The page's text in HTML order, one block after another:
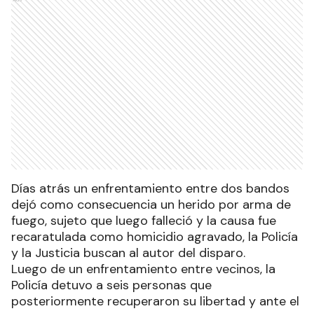
Días atrás un enfrentamiento entre dos bandos
dejó como consecuencia un herido por arma de
fuego, sujeto que luego falleció y la causa fue
recaratulada como homicidio agravado, la Policía
y la Justicia buscan al autor del disparo.
Luego de un enfrentamiento entre vecinos, la
Policía detuvo a seis personas que
posteriormente recuperaron su libertad y ante el